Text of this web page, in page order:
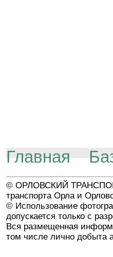
Главная
© ОРЛОВСКИЙ
транспорта Орла и
© Использование
допускается только с
Вся размещенная
том числе лично добыта